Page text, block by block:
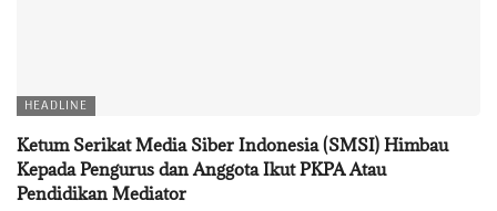
HEADLINE
Ketum Serikat Media Siber Indonesia (SMSI) Himbau
Kepada Pengurus dan Anggota Ikut PKPA Atau
Pendidikan Mediator